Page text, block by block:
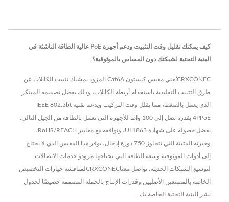
كيف يمكنك تقليل وقت التثبيت ودعم أجهزة PoE عالية الطاقة الناشئة في
البنية التحتية لشبكتك دون المساس بالموثوقية؟
CRXCONECيُغني مقبس كيستون Cat6A المزود بمشبك تثبيت الكابلات عن
طرق التثبيت التقليدية باستخدام أربطة الكابلات، وذلك بفضل تصميمه المبتكر
الذي يعمل بالضغط، مما يقلل وقت التركيب ويدعم تقنية IEEE 802.3bt
4PPoE بقدرة تصل إلى 100 واط للأجهزة التي تعمل بالطاقة من الجيل التالي.
بفضل حصوله على شهادة UL1863، وتوافقه مع معايير RoHS/REACH،
وخبرته المثبتة التي تتجاوز 750 دورة إدخال، يوفر هذا المقبس الذي لا يحتاج
إلى أدوات الموثوقية وسعة الطاقة التي يحتاجها مزودو خدمات الاتصالات
لتوسيع الشبكات الحديثة. تواصل معناCRXCONECلمناقشة خيارات التخصيص
الخاصة بالمصنعين الأصليين وقدرات الإنتاج بالجملة المصممة خصيصًا لجدول
نشر البنية التحتية الخاصة بك.